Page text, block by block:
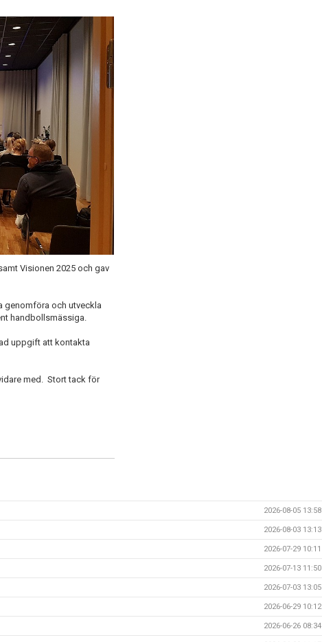
Visionen 2025 och gav
genomföra och utveckla
handbollsmässiga.
uppgift att kontakta
med. Stort tack för
2026-08-05 13:58
2026-08-03 13:13
2026-07-29 10:11
2026-07-13 11:50
2026-07-03 13:05
2026-06-29 10:12
2026-06-26 08:34